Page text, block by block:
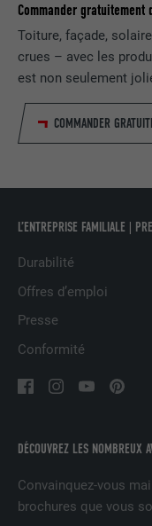
Commander gratuitement
Toiture, façade,
crues – avec les
est non seulement
COMMANDER
DÉCOUVREZ LES NOMBREUX
Convainquez-vous
brochures que vous
L’ENTREPRISE FAMILIALE |
Durabilité
Offres d’emploi
Presse
Conformité
FOURNISSEUR
EXPIRATION 2
FOURNISSEUR
EXPIRATION
UTILITÉ
EXPIRATION